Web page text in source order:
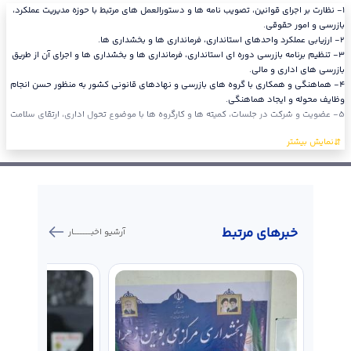
١- نظارت بر اجرای قوانین، تصویب نامه ها و دستورالعمل های مرتبط با حوزه مدیریت عملکرد،
بازرسی و امور حقوقی.
٢- ارزیابی عملکرد واحدهای استانداری، فرمانداری ها و بخشداری ها.
٣- تنظیم برنامه بازرسی دوره ای استانداری، فرمانداری ها و بخشداری ها و اجرای آن از طریق
بازرسی های اداری و مالی.
٤- هماهنگی و همکاری با گروه های بازرسی و نهادهای قانونی کشور به منظور حسن انجام
وظایف محوله و ایجاد هماهنگی.
٥- عضویت و شرکت در جلسات، کمیته ها و کارگروه ها با موضوع تحول اداری، ارتقای سلامت
خبر‌های مرتبط آرشیو اخبـــــــــــار